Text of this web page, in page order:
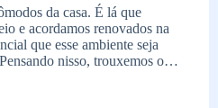
da casa. É lá que
e acordamos renovados na
que esse ambiente seja
nisso, trouxemos o…